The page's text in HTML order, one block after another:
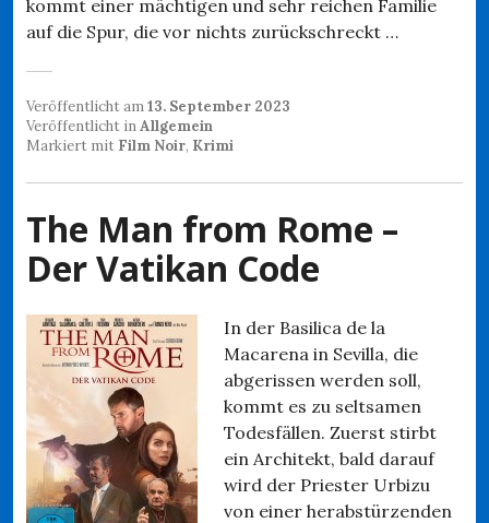
kommt einer mächtigen und sehr reichen Familie
auf die Spur, die vor nichts zurückschreckt …
Veröffentlicht am13. September 2023
Veröffentlicht inAllgemein
Markiert mit Film Noir, Krimi
The Man from Rome –
Der Vatikan Code
In der Basilica de la
Macarena in Sevilla, die
abgerissen werden soll,
kommt es zu seltsamen
Todesfällen. Zuerst stirbt
ein Architekt, bald darauf
wird der Priester Urbizu
von einer herabstürzenden